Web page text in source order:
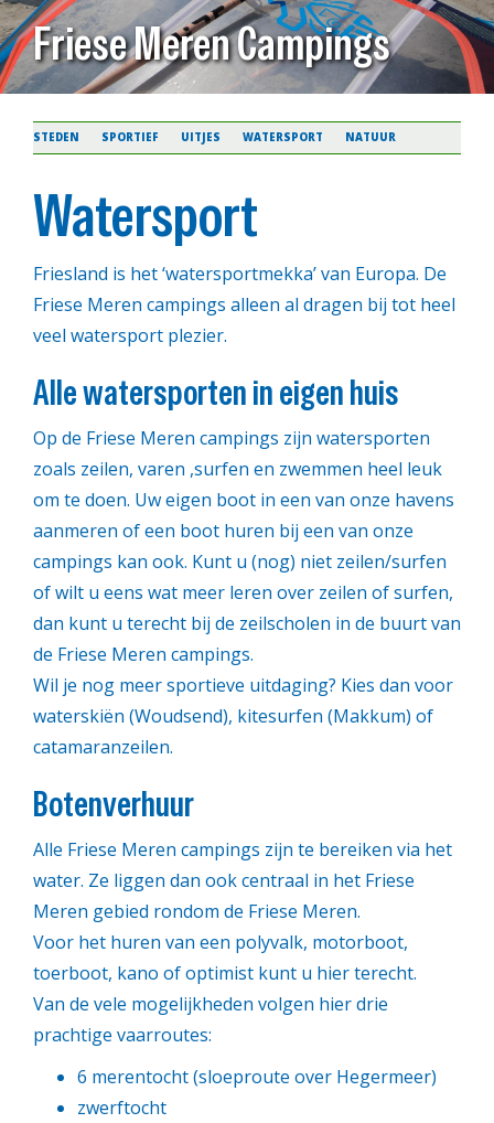
Friese Meren Campings
STEDEN SPORTIEF UITJES WATERSPORT NATUUR
Watersport
Friesland is het ‘watersportmekka’ van Europa. De
Friese Meren campings alleen al dragen bij tot heel
veel watersport plezier.
Alle watersporten in eigen huis
Op de Friese Meren campings zijn watersporten
zoals zeilen, varen ,surfen en zwemmen heel leuk
om te doen. Uw eigen boot in een van onze havens
aanmeren of een boot huren bij een van onze
campings kan ook. Kunt u (nog) niet zeilen/surfen
of wilt u eens wat meer leren over zeilen of surfen,
dan kunt u terecht bij de zeilscholen in de buurt van
de Friese Meren campings.
Wil je nog meer sportieve uitdaging? Kies dan voor
waterskiën (Woudsend), kitesurfen (Makkum) of
catamaranzeilen.
Botenverhuur
Alle Friese Meren campings zijn te bereiken via het
water. Ze liggen dan ook centraal in het Friese
Meren gebied rondom de Friese Meren.
Voor het huren van een polyvalk, motorboot,
toerboot, kano of optimist kunt u hier terecht.
Van de vele mogelijkheden volgen hier drie
prachtige vaarroutes:
6 merentocht (sloeproute over Hegermeer)
zwerftocht